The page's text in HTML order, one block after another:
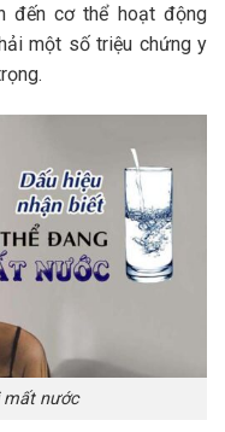
đến cơ thể hoạt động
một số triệu chứng y
mất nước